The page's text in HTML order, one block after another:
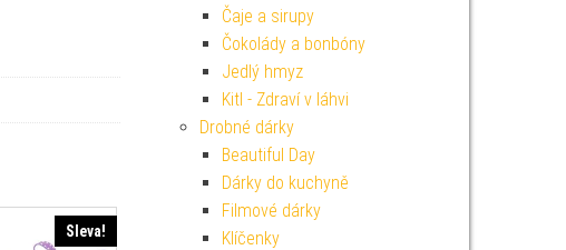
Sleva!
Čaje a sirupy
Čokolády a bonbóny
Jedlý hmyz
Kitl - Zdraví v láhvi
Drobné dárky
Beautiful Day
Dárky do kuchyně
Filmové dárky
Klíčenky